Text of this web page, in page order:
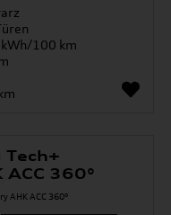
100 km
ACC 360°